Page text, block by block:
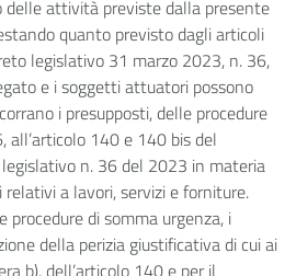
delle attività previste dalla presente
quanto previsto dagli articoli
legislativo 31 marzo 2023, n. 36,
e i soggetti attuatori possono
i presupposti, delle procedure
all’articolo 140 e 140 bis del
n. 36 del 2023 in materia
a lavori, servizi e forniture.
procedure di somma urgenza, i
della perizia giustificativa di cui ai
b), dell’articolo 140 e per il